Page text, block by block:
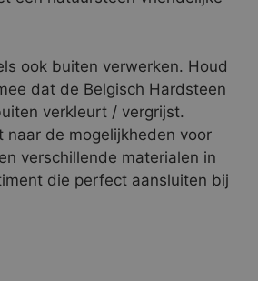
ook buiten verwerken. Houd
dat de Belgisch Hardsteen
verkleurt / vergrijst.
naar de mogelijkheden voor
verschillende materialen in
die perfect aansluiten bij